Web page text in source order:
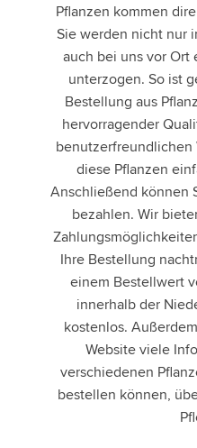
Pflanzen kommen
Sie werden nicht nur
auch bei uns vor
unterzogen. So ist
Bestellung aus
hervorragender
benutzerfreundlichen
diese Pflanzen
Anschließend können
bezahlen. Wir
Ihre Bestellung
einem Bestellwert
innerhalb der
kostenlos.
Website viele
verschiedenen
bestellen können,